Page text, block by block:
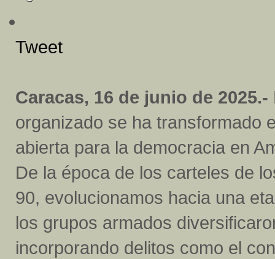
Tweet
Caracas, 16 de junio de 2025.-
organizado se ha transformado
abierta para la democracia en
De la época de los carteles de
90, evolucionamos hacia una
los grupos armados
incorporando delitos como el